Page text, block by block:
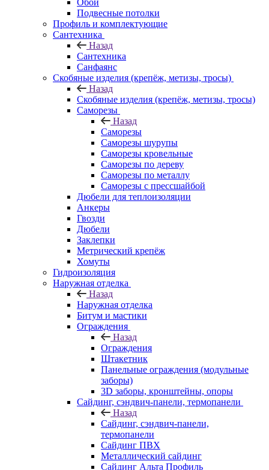
Обои
Подвесные потолки
Профиль и комплектующие
Сантехника
Назад
Сантехника
Санфаянс
Скобяные изделия (крепёж, метизы, тросы)
Назад
Скобяные изделия (крепёж, метизы, тросы)
Саморезы
Назад
Саморезы
Саморезы шурупы
Саморезы кровельные
Саморезы по дереву
Саморезы по металлу
Саморезы с прессшайбой
Дюбели для теплоизоляции
Анкеры
Гвозди
Дюбели
Заклепки
Метрический крепёж
Хомуты
Гидроизоляция
Наружная отделка
Назад
Наружная отделка
Битум и мастики
Ограждения
Назад
Ограждения
Штакетник
Панельные ограждения (модульные
заборы)
3D заборы, кронштейны, опоры
Cайдинг, сэндвич-панели, термопанели
Назад
Cайдинг, сэндвич-панели,
термопанели
Сайдинг ПВХ
Металлический сайдинг
Сайдинг Альта Профиль